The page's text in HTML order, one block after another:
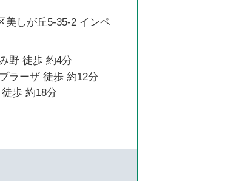
美しが丘5-35-2 インペ
野 徒歩 約4分
ラーザ 徒歩 約12分
歩 約18分